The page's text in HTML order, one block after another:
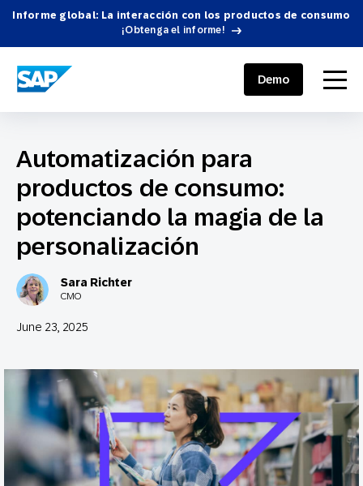
Informe global: La interacción con los productos de consumo
¡Obtenga el informe!
SAP ENGAGEMENT CLOUD menu
Demo
Automatización para
productos de consumo:
potenciando la magia de la
personalización
Sara Richter
CMO
June 23, 2025